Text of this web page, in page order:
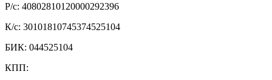
Р/с: 40802810120000292396
К/с: 30101810745374525104
БИК: 044525104
КПП: